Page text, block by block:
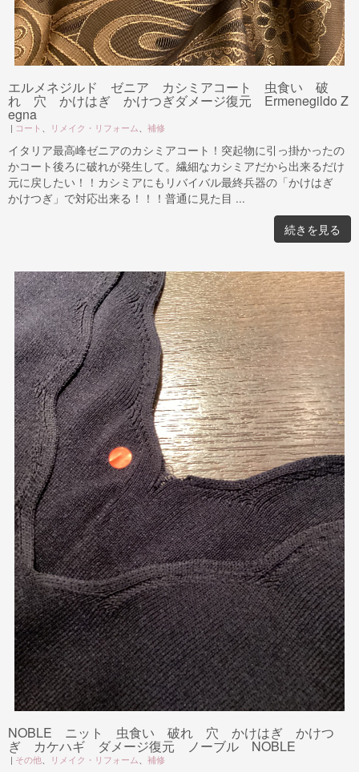
エルメネジルド ゼニア カシミアコート 虫食い 破
れ 穴 かけはぎ かけつぎダメージ復元 Ermenegildo Z
egna
| コート リメイク・リフォーム 補修
イタリア最高峰ゼニアのカシミアコート！突起物に引っ掛かったの
かコート後ろに破れが発生して。繊細なカシミアだから出来るだけ
元に戻したい！！カシミアにもリバイバル最終兵器の「かけはぎ
かけつぎ」で対応出来る！！！普通に見た目 ...
続きを見る
NOBLE ニット 虫食い 破れ 穴 かけはぎ かけつ
ぎ カケハギ ダメージ復元 ノーブル NOBLE
| その他 リメイク・リフォーム 補修